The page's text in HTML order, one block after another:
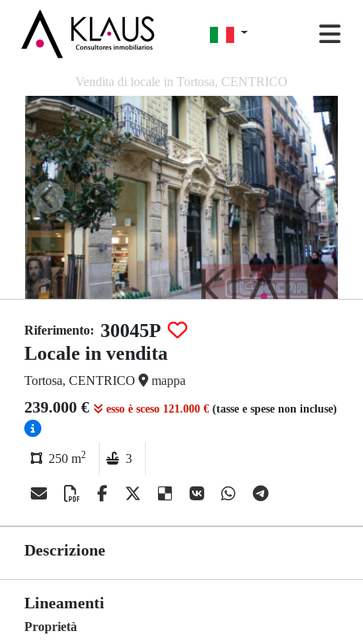
Vendita di locale in Tortosa, CENTRICO
Riferimento: 30045P
Locale in vendita
Tortosa, CENTRICO mappa
239.000 € esso è sceso 121.000 € (tasse e spese non incluse)
250 m2 3
Descrizione
Lineamenti
Proprietà